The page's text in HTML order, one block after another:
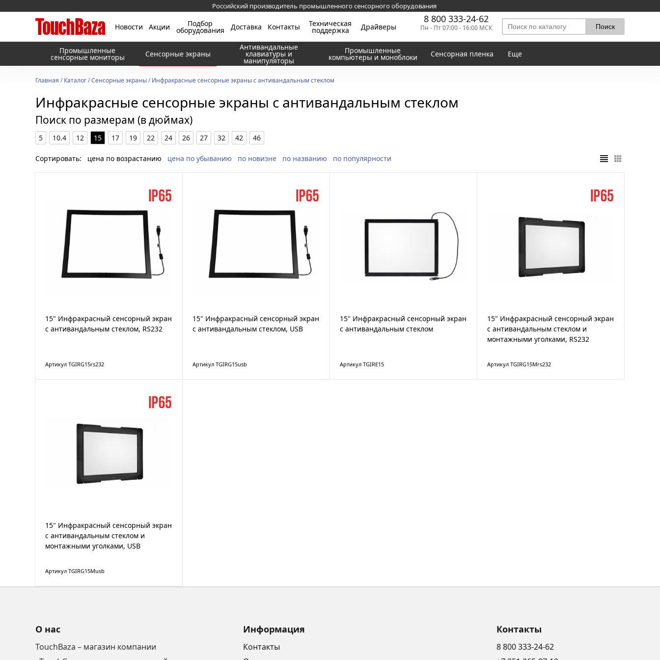
Российский производитель промышленного сенсорного оборудования
Новости Акции Подбор
оборудования Доставка Контакты Техническая
поддержка Драйверы
8 800 333-24-62
Пн - Пт 07:00 - 16:00 МСК
Промышленные
сенсорные мониторы Сенсорные экраны
Антивандальные
клавиатуры и
манипуляторы
Промышленные
компьютеры и моноблоки Сенсорная пленка Еще
Главная /Каталог/Сенсорные экраны/Инфракрасные сенсорные экраны с антивандальным стеклом
Инфракрасные сенсорные экраны с антивандальным стеклом
Поиск по размерам (в дюймах)
5 10.4 12 15 17 19 22 24 26 27 32 42 46
Сортировать: цена по возрастанию цена по убыванию по новизне по названию по популярности
15" Инфракрасный сенсорный экран
с антивандальным стеклом, RS232
Артикул TGIRG15rs232
15" Инфракрасный сенсорный экран
с антивандальным стеклом, USB
Артикул TGIRG15usb
15" Инфракрасный сенсорный экран
с антивандальным стеклом
Артикул TGIRE15
15" Инфракрасный сенсорный экран
с антивандальным стеклом и
монтажными уголками, RS232
Артикул TGIRG15Mrs232
15" Инфракрасный сенсорный экран
с антивандальным стеклом и
монтажными уголками, USB
Артикул TGIRG15Musb
О нас
TouchBaza – магазин компании
Информация
Контакты
Контакты
8 800 333-24-62